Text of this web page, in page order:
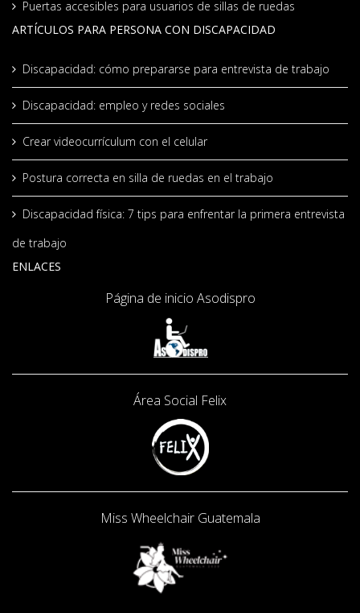
Puertas accesibles para usuarios de sillas de ruedas
ARTÍCULOS PARA PERSONA CON DISCAPACIDAD
Discapacidad: cómo prepararse para entrevista de trabajo
Discapacidad: empleo y redes sociales
Crear videocurrículum con el celular
Postura correcta en silla de ruedas en el trabajo
Discapacidad física: 7 tips para enfrentar la primera entrevista
de trabajo
ENLACES
Página de inicio Asodispro
Área Social Felix
Miss Wheelchair Guatemala